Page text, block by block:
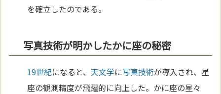
を確立したのである。
写真技術が明かしたかに座の秘密
19世紀になると、天文学に写真技術が導入され、星
座の観測精度が飛躍的に向上した。かに座の星々